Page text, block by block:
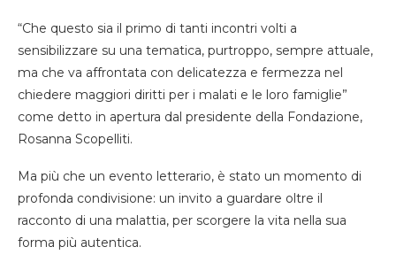
“Che questo sia il primo di tanti incontri volti a
sensibilizzare su una tematica, purtroppo, sempre attuale,
ma che va affrontata con delicatezza e fermezza nel
chiedere maggiori diritti per i malati e le loro famiglie”
come detto in apertura dal presidente della Fondazione,
Rosanna Scopelliti.
Ma più che un evento letterario, è stato un momento di
profonda condivisione: un invito a guardare oltre il
racconto di una malattia, per scorgere la vita nella sua
forma più autentica.